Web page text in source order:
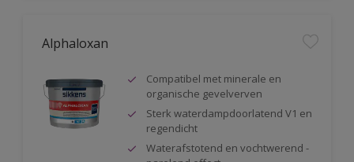
Alphaloxan
Compatibel met minerale en
organische gevelverven
Sterk waterdampdoorlatend V1 en
regendicht
Waterafstotend en vochtwerend -